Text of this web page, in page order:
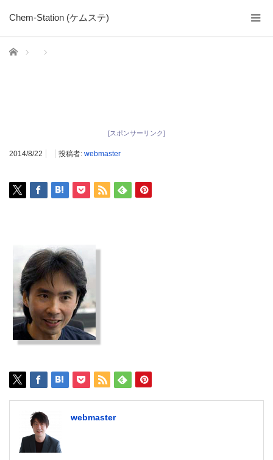
Chem-Station (ケムステ)
ホーム
[スポンサーリンク]
2014/8/22 投稿者: webmaster
webmaster